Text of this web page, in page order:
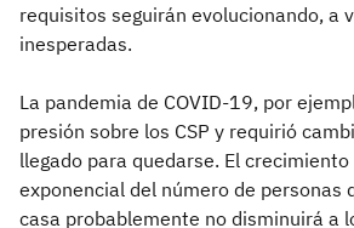
requisitos seguirán evolucionando, a
inesperadas.
La pandemia de COVID-19, por
presión sobre los CSP y requirió
llegado para quedarse. El
exponencial del número de personas
casa probablemente no disminuirá a